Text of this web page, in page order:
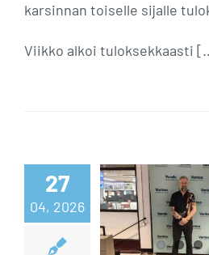
karsinnan toiselle sijalle
Viikko alkoi tuloksekkaasti
27
04, 2026
Neljä
SM-
keilattu,